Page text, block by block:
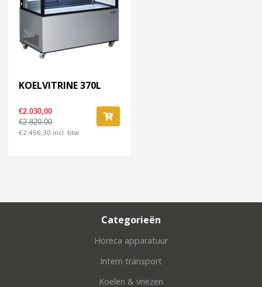
KOELVITRINE 370L
€2.030,00
€2.820,00
€2.456,30 incl. btw
Categorieën
Horeca apparatuur
Intern transport
Koelen & vriezen